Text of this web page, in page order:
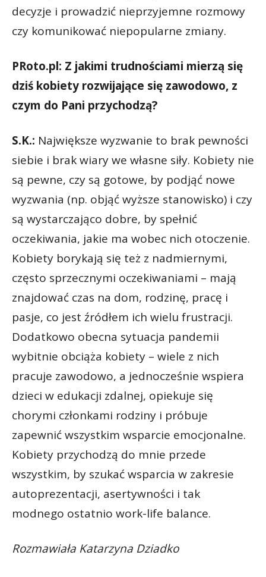
decyzje i prowadzić nieprzyjemne rozmowy
czy komunikować niepopularne zmiany.
PRoto.pl: Z jakimi trudnościami mierzą się
dziś kobiety rozwijające się zawodowo, z
czym do Pani przychodzą?
S.K.: Największe wyzwanie to brak pewności
siebie i brak wiary we własne siły. Kobiety nie
są pewne, czy są gotowe, by podjąć nowe
wyzwania (np. objąć wyższe stanowisko) i czy
są wystarczająco dobre, by spełnić
oczekiwania, jakie ma wobec nich otoczenie.
Kobiety borykają się też z nadmiernymi,
często sprzecznymi oczekiwaniami – mają
znajdować czas na dom, rodzinę, pracę i
pasje, co jest źródłem ich wielu frustracji.
Dodatkowo obecna sytuacja pandemii
wybitnie obciąża kobiety – wiele z nich
pracuje zawodowo, a jednocześnie wspiera
dzieci w edukacji zdalnej, opiekuje się
chorymi członkami rodziny i próbuje
zapewnić wszystkim wsparcie emocjonalne.
Kobiety przychodzą do mnie przede
wszystkim, by szukać wsparcia w zakresie
autoprezentacji, asertywności i tak
modnego ostatnio work-life balance.
Rozmawiała Katarzyna Dziadko